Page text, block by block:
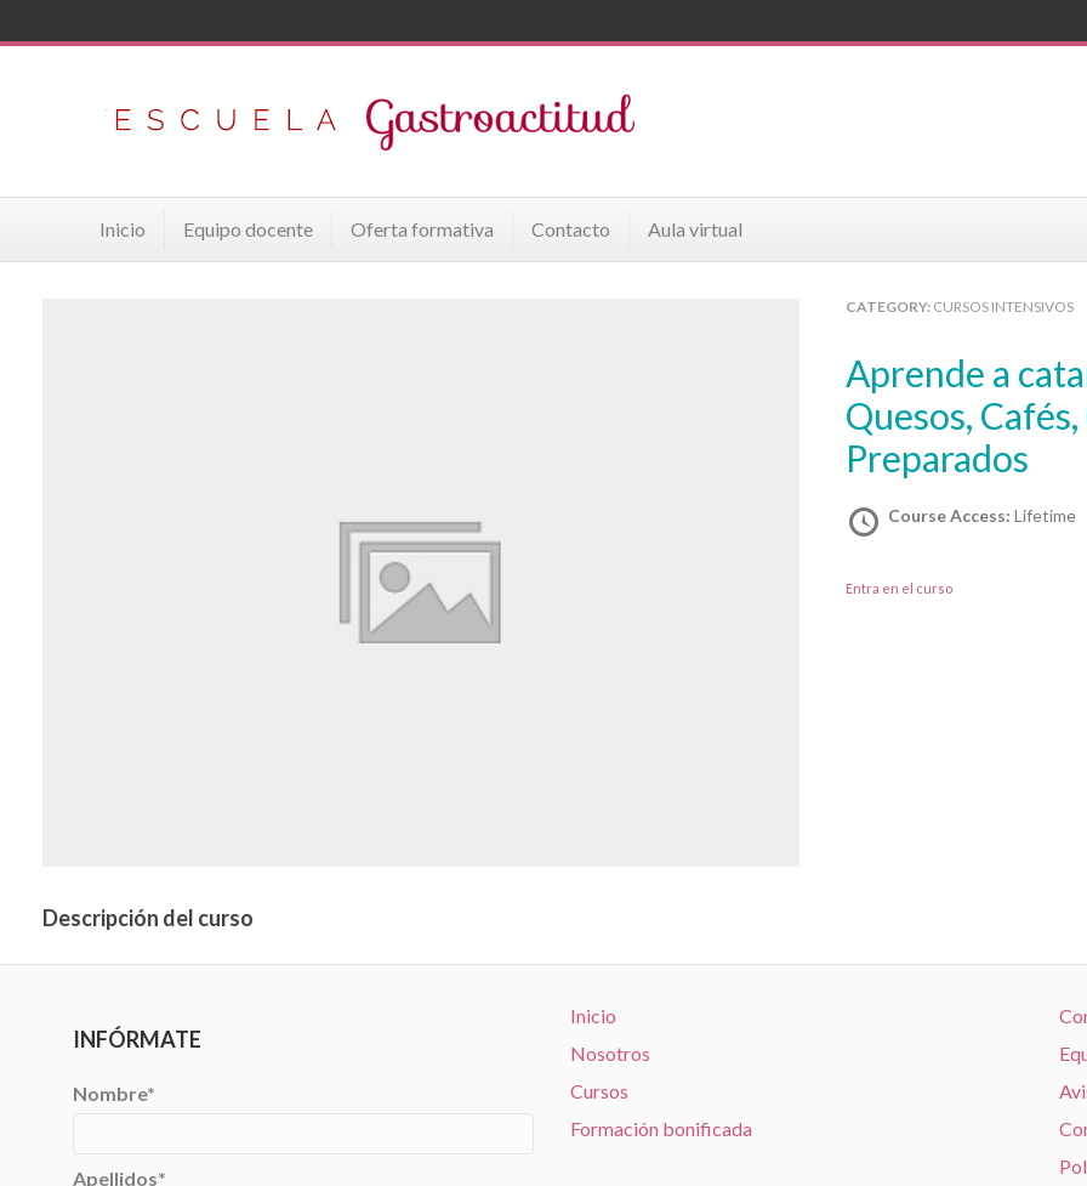
Inicio Equipo docente Oferta formativa Contacto Aula virtual
CATEGORY: CURSOS INTENSIVOS
Aprende a catar: Aceites de oliva virgen,
Quesos,
Preparados
Course Access:Lifetime
Entra en el curso
Descripción del curso
INFÓRMATE
Nombre*
Apellidos*
Inicio
Nosotros
Cursos
Formación bonificada